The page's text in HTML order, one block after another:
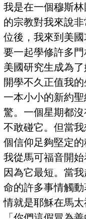
我是在一個穆斯
的宗教對我來說
位後，我來到美
要一起學修許多
美國研究生成為了
開學不久正值我
一本小小的新約
驚。一個星期都
不敢碰它。但當
個信仰足夠堅定的
我從馬可福音開
因為它最短。當
命的許多事情觸
情就是耶穌在馬